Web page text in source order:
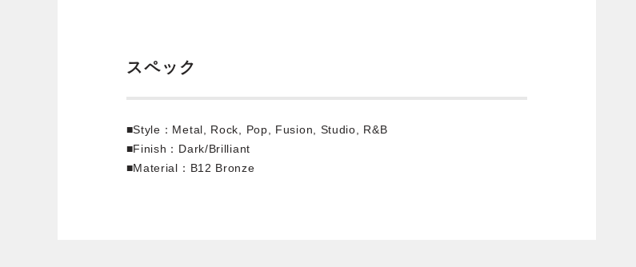
スペック
■Style：Metal, Rock, Pop, Fusion, Studio, R&B
■Finish：Dark/Brilliant
■Material：B12 Bronze